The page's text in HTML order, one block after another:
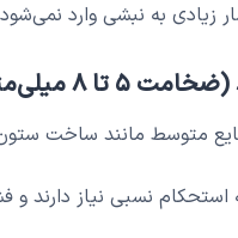
زیادی به نبشی وارد
متوسط مانند ساخت
استحکام نسبی نیاز دارند